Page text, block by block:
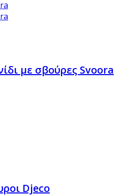
με σβούρες Svoora
Djeco